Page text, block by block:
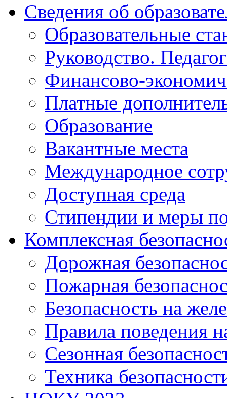
Сведения об
Образовательные
Руководство.
Финансово-
Платные
Образование
Вакантные места
Международное
Доступная среда
Стипендии и меры
Комплексная
Дорожная
Пожарная
Безопасность на
Правила поведения
Сезонная
Техника